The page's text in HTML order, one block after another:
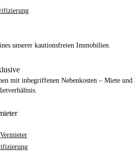
unserer kautionsfreien Immobilien.
mit inbegriffenen Nebenkosten – Miete